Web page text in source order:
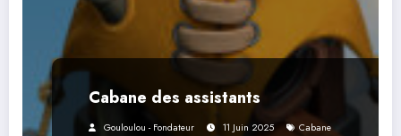
Cabane des assistants
Gouloulou - Fondateur 11 Juin 2025
Cabane